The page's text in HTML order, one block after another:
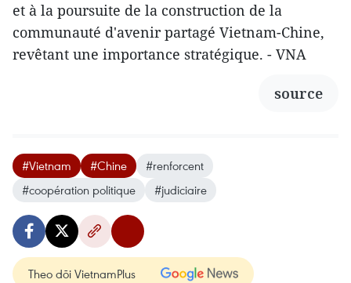
et à la poursuite de la construction de la
communauté d'avenir partagé Vietnam-Chine,
revêtant une importance stratégique. - VNA
source
#Vietnam #Chine
#renforcent
#coopération politique
#judiciaire
Theo dõi VietnamPlus